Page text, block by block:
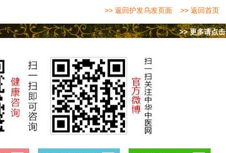
>> 返回护发乌发页面 >> 返回首页
>> 更多请点击